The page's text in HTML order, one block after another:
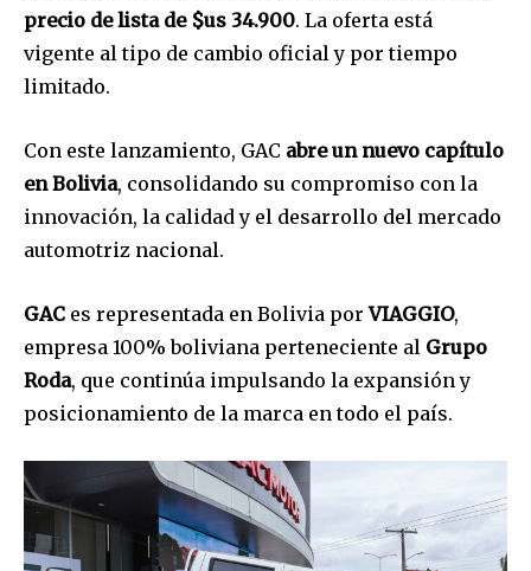
SUBSCRIBERS and be part of the
conversation.
To subscribe, simply enter your email address on our website
precio de lista de $us 34.900. La oferta está
vigente al tipo de cambio oficial y por tiempo
limitado.
Con este lanzamiento, GAC abre un nuevo capítulo
en Bolivia, consolidando su compromiso con la
innovación, la calidad y el desarrollo del mercado
automotriz nacional.
GAC es representada en Bolivia porVIAGGIO,
empresa 100% boliviana perteneciente al Grupo
Roda, que continúa impulsando la expansión y
posicionamiento de la marca en todo el país.